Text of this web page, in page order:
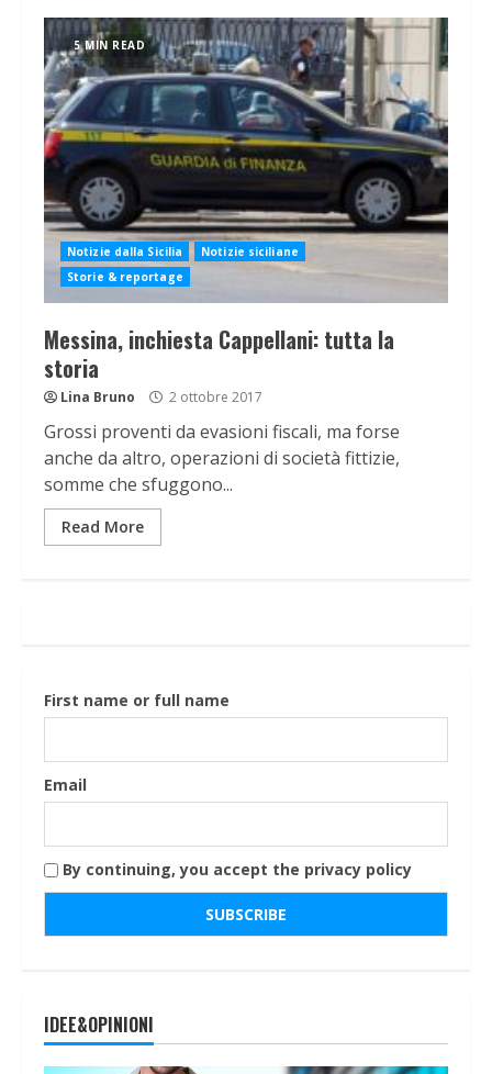
5 MIN READ
Notizie dalla Sicilia
Notizie siciliane
Storie & reportage
Messina, inchiesta Cappellani: tutta la
storia
Lina Bruno 2 ottobre 2017
Grossi proventi da evasioni fiscali, ma forse
anche da altro, operazioni di società fittizie,
somme che sfuggono...
Read More
First name or full name
Email
By continuing, you accept the privacy policy
IDEE&OPINIONI